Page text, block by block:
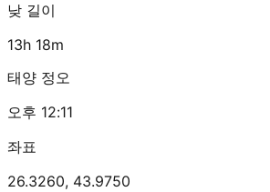
낮 길이
13h 18m
태양 정오
오후 12:11
좌표
26.3260, 43.9750